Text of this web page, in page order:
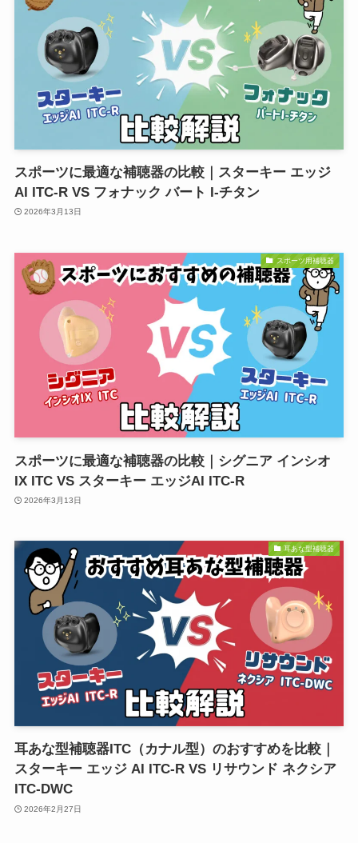
スポーツに最適な補聴器の比較｜スターキー エッジ
AI ITC-R VS フォナック バート I-チタン
2026年3月13日
スポーツ用補聴器
スポーツに最適な補聴器の比較｜シグニア インシオ
IX ITC VS スターキー エッジAI ITC-R
2026年3月13日
耳あな型補聴器
耳あな型補聴器ITC（カナル型）のおすすめを比較｜
スターキー エッジ AI ITC-R VS リサウンド ネクシア
ITC-DWC
2026年2月27日